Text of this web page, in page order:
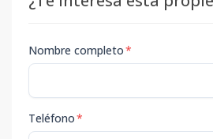
Nombre completo*
Teléfono*